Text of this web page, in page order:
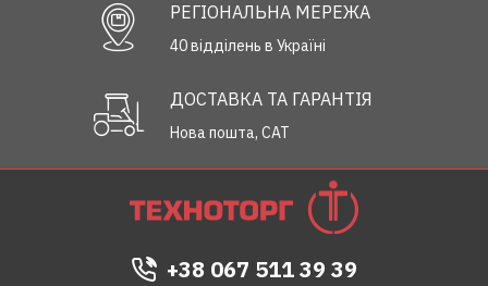
РЕГІОНАЛЬНА МЕРЕЖА
40 відділень в Україні
ДОСТАВКА ТА ГАРАНТІЯ
Нова пошта, САТ
+38 067 511 39 39